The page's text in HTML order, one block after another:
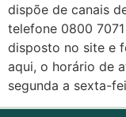
dispõe de canais
telefone 0800
disposto no site e
aqui, o horário de
segunda a sexta-